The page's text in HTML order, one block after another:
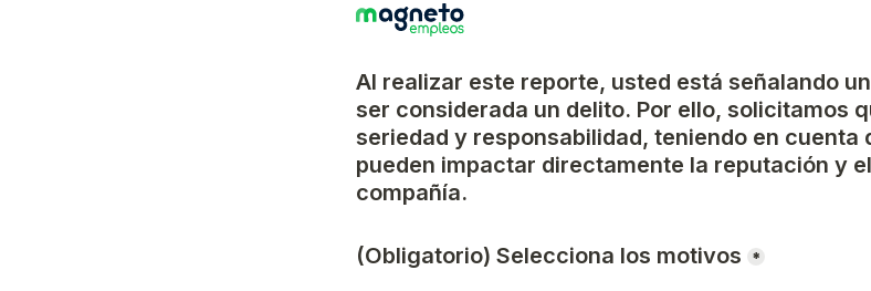
Al realizar este reporte, usted está señalando
ser considerada un delito. Por ello, solicitamos
seriedad y responsabilidad, teniendo en cuenta
pueden impactar directamente la reputación y
compañía.
(Obligatorio) Selecciona los motivos *